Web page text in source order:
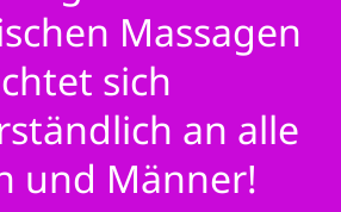
Massagen
sich
an alle
und Männer!